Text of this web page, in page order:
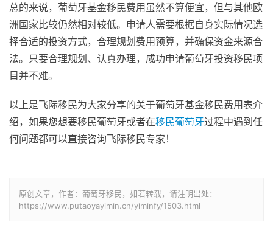
总的来说，葡萄牙基金移民费用虽然不算便宜，但与其他欧
洲国家比较仍然相对较低。申请人需要根据自身实际情况选
择合适的投资方式，合理规划费用预算，并确保资金来源合
法。只要合理规划、认真办理，成功申请葡萄牙投资移民项
目并不难。
以上是飞际移民为大家分享的关于葡萄牙基金移民费用表介
绍，如果您想要移民葡萄牙或者在移民葡萄牙过程中遇到任
何问题都可以直接咨询飞际移民专家！
原创文章，作者：葡萄牙移民，如若转载，请注明出处：
https://www.putaoyayimin.cn/yiminfy/1503.html